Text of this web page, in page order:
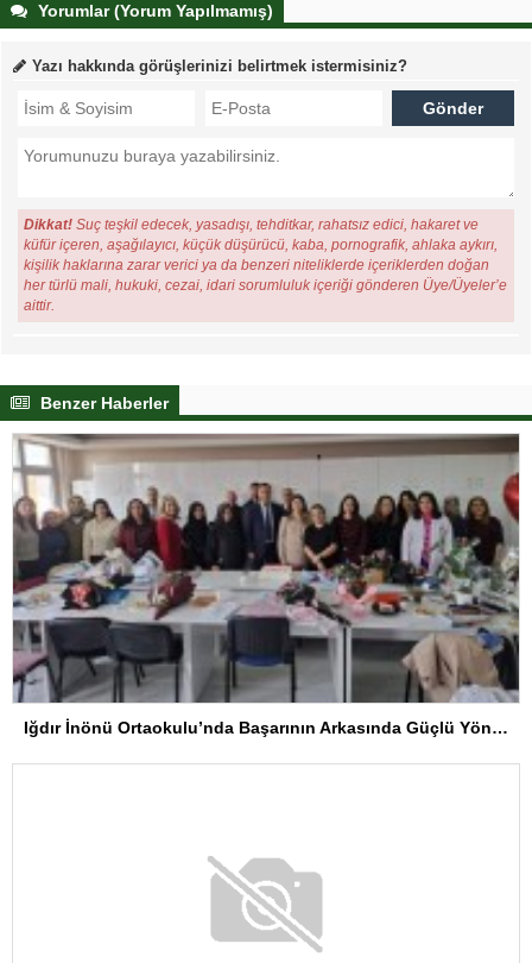
Yorumlar (Yorum Yapılmamış)
Yazı hakkında görüşlerinizi belirtmek istermisiniz?
Dikkat! Suç teşkil edecek, yasadışı, tehditkar, rahatsız edici, hakaret ve
küfür içeren, aşağılayıcı, küçük düşürücü, kaba, pornografik, ahlaka aykırı,
kişilik haklarına zarar verici ya da benzeri niteliklerde içeriklerden doğan
her türlü mali, hukuki, cezai, idari sorumluluk içeriği gönderen Üye/Üyeler’e
aittir.
Benzer Haberler
Iğdır İnönü Ortaokulu’nda Başarının Arkasında Güçlü Yönetim ve Özverili Eğitim Kadrosu Bulunuyor